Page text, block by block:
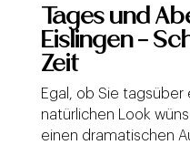
Tages und
Eislingen –
Zeit
Egal, ob Sie tagsüber
natürlichen Look
einen dramatischen